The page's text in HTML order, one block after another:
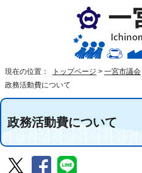
現在の位置： トップページ > 一宮市議会
政務活動費について
政務活動費について